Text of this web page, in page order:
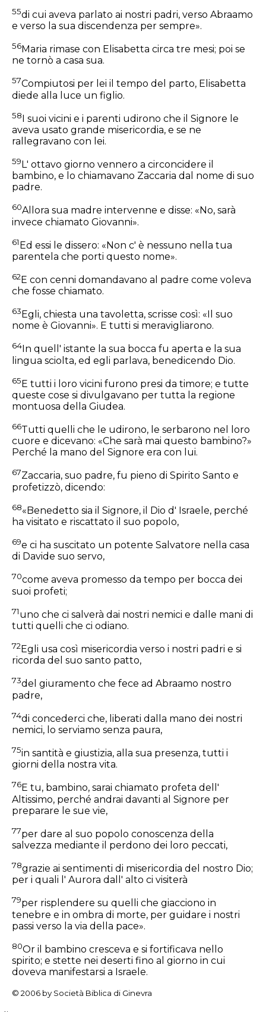
55di cui aveva parlato ai nostri padri, verso Abraamo
e verso la sua discendenza per sempre».
56Maria rimase con Elisabetta circa tre mesi; poi se
ne tornò a casa sua.
57Compiutosi per lei il tempo del parto, Elisabetta
diede alla luce un figlio.
58I suoi vicini e i parenti udirono che il Signore le
aveva usato grande misericordia, e se ne
rallegravano con lei.
59 L' ottavo giorno vennero a circoncidere il
bambino, e lo chiamavano Zaccaria dal nome di suo
padre.
60Allora sua madre intervenne e disse: «No, sarà
invece chiamato Giovanni».
61Ed essi le dissero: «Non c' è nessuno nella tua
parentela che porti questo nome».
62 E con cenni domandavano al padre come voleva
che fosse chiamato.
63 Egli, chiesta una tavoletta, scrisse così: «Il suo
nome è Giovanni». E tutti si meravigliarono.
64In quell' istante la sua bocca fu aperta e la sua
lingua sciolta, ed egli parlava, benedicendo Dio.
65E tutti i loro vicini furono presi da timore; e tutte
queste cose si divulgavano per tutta la regione
montuosa della Giudea.
66Tutti quelli che le udirono, le serbarono nel loro
cuore e dicevano: «Che sarà mai questo bambino?»
Perché la mano del Signore era con lui.
67Zaccaria, suo padre, fu pieno di Spirito Santo e
profetizzò, dicendo:
68«Benedetto sia il Signore, il Dio d' Israele, perché
ha visitato e riscattato il suo popolo,
69e ci ha suscitato un potente Salvatore nella casa
di Davide suo servo,
70come aveva promesso da tempo per bocca dei
suoi profeti;
71uno che ci salverà dai nostri nemici e dalle mani di
tutti quelli che ci odiano.
72 Egli usa così misericordia verso i nostri padri e si
ricorda del suo santo patto,
73del giuramento che fece ad Abraamo nostro
padre,
74di concederci che, liberati dalla mano dei nostri
nemici, lo serviamo senza paura,
75in santità e giustizia, alla sua presenza, tutti i
giorni della nostra vita.
76E tu, bambino, sarai chiamato profeta dell'
Altissimo, perché andrai davanti al Signore per
preparare le sue vie,
77per dare al suo popolo conoscenza della
salvezza mediante il perdono dei loro peccati,
78grazie ai sentimenti di misericordia del nostro Dio;
per i quali l' Aurora dall' alto ci visiterà
79per risplendere su quelli che giacciono in
tenebre e in ombra di morte, per guidare i nostri
passi verso la via della pace».
80Or il bambino cresceva e si fortificava nello
spirito; e stette nei deserti fino al giorno in cui
doveva manifestarsi a Israele.
© 2006 by Società Biblica di Ginevra